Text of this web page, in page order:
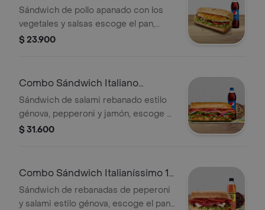
Cm
Sándwich de pollo apanado con los
vegetales y salsas escoge el pan,
queso, vegetales y salsas que
$ 23.900
Combo Sándwich Italiano
B.M.T.™ 15 Cm
Sándwich de salami rebanado estilo
génova, pepperoni y jamón, escoge el
pan, queso, vegetales y salsas que
$ 31.600
Combo Sándwich Italianíssimo 15
Cm
Sándwich de rebanadas de peperoni
y salami estilo génova, escoge el pan,